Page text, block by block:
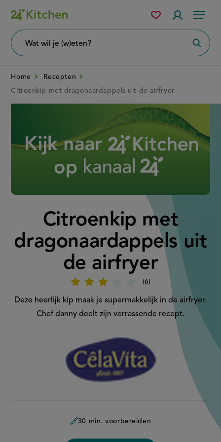
Overslaan
en
naar
Menu
wil
Mijn
bewaarde
Home
Recepten
Citroenkip met dragonaardappels uit de airfryer
Citroenkip met
dragonaardappels uit
de airfryer
6
'Citroenkip
met
dragonaardappels
uit
Deze heerlijk kip maak je supermakkelijk in de airfryer.
Chef danny deelt zijn verrassende recept.
Aangeboden
door:
30 min. voorbereiden